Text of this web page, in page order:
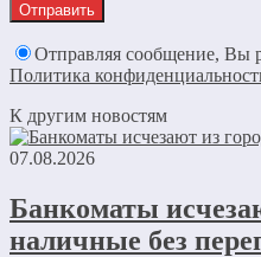
Отправляя сообщение, Вы
Политика
К другим новостям
07.08.2026
Банкоматы
наличные без